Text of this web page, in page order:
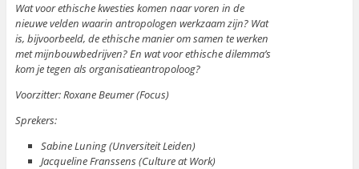
Wat voor ethische kwesties komen naar voren in de
nieuwe velden waarin antropologen werkzaam zijn? Wat
is, bijvoorbeeld, de ethische manier om samen te werken
met mijnbouwbedrijven? En wat voor ethische dilemma’s
kom je tegen als organisatieantropoloog?
Voorzitter: Roxane Beumer (Focus)
Sprekers:
Sabine Luning (Unversiteit Leiden)
Jacqueline Franssens (Culture at Work)